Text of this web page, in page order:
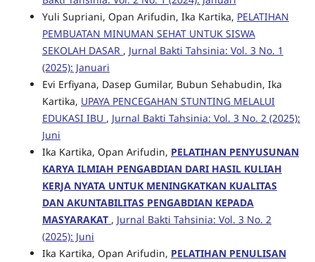
Yuli Supriani, Opan Arifudin, Ika Kartika, PELATIHAN
PEMBUATAN MINUMAN SEHAT UNTUK SISWA
SEKOLAH DASAR , Jurnal Bakti Tahsinia: Vol. 3 No. 1
(2025): Januari
Evi Erfiyana, Dasep Gumilar, Bubun Sehabudin, Ika
Kartika, UPAYA PENCEGAHAN STUNTING MELALUI
EDUKASI IBU , Jurnal Bakti Tahsinia: Vol. 3 No. 2 (2025):
Juni
Ika Kartika, Opan Arifudin, PELATIHAN PENYUSUNAN
KARYA ILMIAH PENGABDIAN DARI HASIL KULIAH
KERJA NYATA UNTUK MENINGKATKAN KUALITAS
DAN AKUNTABILITAS PENGABDIAN KEPADA
MASYARAKAT , Jurnal Bakti Tahsinia: Vol. 3 No. 2
(2025): Juni
Ika Kartika, Opan Arifudin, PELATIHAN PENULISAN